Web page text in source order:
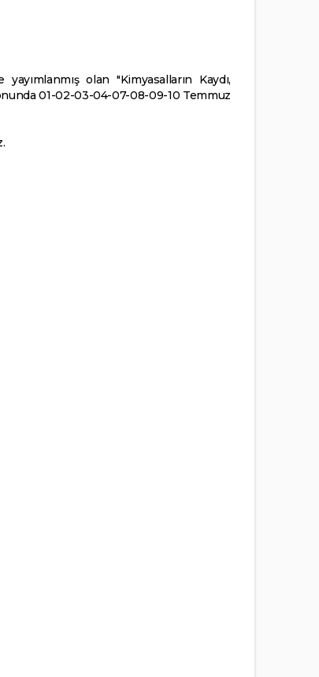
olan "Kimyasalların Kaydı,
01-02-03-04-07-08-09-10 Temmuz